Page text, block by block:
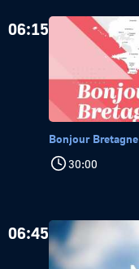
06:15
Bonjour Bretagne
30:00
06:45